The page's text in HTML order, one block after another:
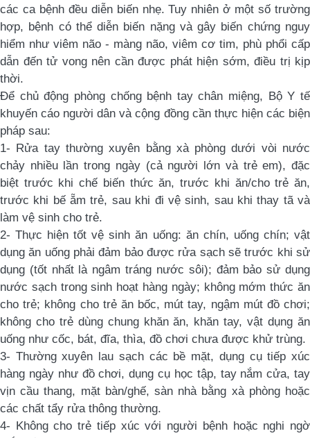
các ca bệnh đều diễn biến nhẹ. Tuy nhiên ở một số trường
hợp, bệnh có thể diễn biến nặng và gây biến chứng nguy
hiểm như viêm não - màng não, viêm cơ tim, phù phổi cấp
dẫn đến tử vong nên cần được phát hiện sớm, điều trị kịp
thời.
Để chủ động phòng chống bệnh tay chân miệng, Bộ Y tế
khuyến cáo người dân và cộng đồng cần thực hiện các biện
pháp sau:
1- Rửa tay thường xuyên bằng xà phòng dưới vòi nước
chảy nhiều lần trong ngày (cả người lớn và trẻ em), đặc
biệt trước khi chế biến thức ăn, trước khi ăn/cho trẻ ăn,
trước khi bế ẵm trẻ, sau khi đi vệ sinh, sau khi thay tã và
làm vệ sinh cho trẻ.
2- Thực hiện tốt vệ sinh ăn uống: ăn chín, uống chín; vật
dụng ăn uống phải đảm bảo được rửa sạch sẽ trước khi sử
dụng (tốt nhất là ngâm tráng nước sôi); đảm bảo sử dụng
nước sạch trong sinh hoạt hàng ngày; không mớm thức ăn
cho trẻ; không cho trẻ ăn bốc, mút tay, ngậm mút đồ chơi;
không cho trẻ dùng chung khăn ăn, khăn tay, vật dụng ăn
uống như cốc, bát, đĩa, thìa, đồ chơi chưa được khử trùng.
3- Thường xuyên lau sạch các bề mặt, dụng cụ tiếp xúc
hàng ngày như đồ chơi, dụng cụ học tập, tay nắm cửa, tay
vịn cầu thang, mặt bàn/ghế, sàn nhà bằng xà phòng hoặc
các chất tẩy rửa thông thường.
4- Không cho trẻ tiếp xúc với người bệnh hoặc nghi ngờ